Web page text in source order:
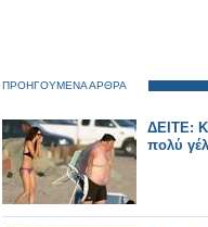
ΠΡΟΗΓΟΥΜΕΝΑ ΑΡΘΡΑ
ΔΕΙΤΕ:
πολύ